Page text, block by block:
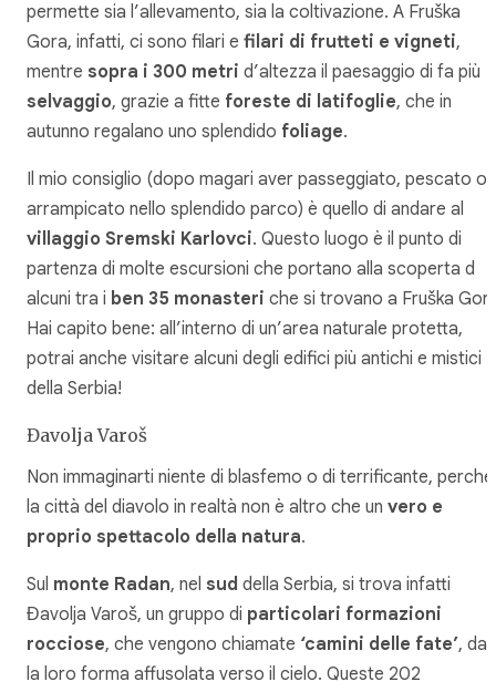
permette sia l’allevamento, sia la coltivazione. A Fruška
Gora, infatti, ci sono filari e filari di frutteti e vigneti,
mentre sopra i 300 metri d’altezza il paesaggio di fa più
selvaggio, grazie a fitte foreste di latifoglie, che in
autunno regalano uno splendido foliage.
Il mio consiglio (dopo magari aver passeggiato, pescato o
arrampicato nello splendido parco) è quello di andare al
villaggio Sremski Karlovci. Questo luogo è il punto di
partenza di molte escursioni che portano alla scoperta d
alcuni tra i ben 35 monasteri che si trovano a Fruška
Hai capito bene: all’interno di un’area naturale protetta,
potrai anche visitare alcuni degli edifici più antichi e mistici
della Serbia!
Đavolja Varoš
Non immaginarti niente di blasfemo o di terrificante, perché
la città del diavolo in realtà non è altro che un vero e
proprio spettacolo della natura.
Sul monte Radan, nel sud della Serbia, si trova infatti
Đavolja Varoš, un gruppo di particolari formazioni
rocciose, che vengono chiamate ‘camini delle fate’,
la loro forma affusolata verso il cielo. Queste 202